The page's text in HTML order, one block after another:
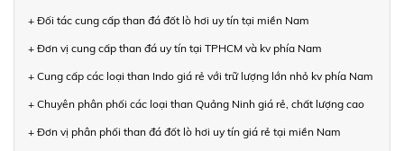
+ Đối tác cung cấp than đá đốt lò hơi uy tín tại miền Nam
+ Đơn vị cung cấp than đá uy tín tại TPHCM và kv phía Nam
+ Cung cấp các loại than Indo giá rẻ với trữ lượng lớn nhỏ kv phía Nam
+ Chuyên phân phối các loại than Quảng Ninh giá rẻ, chất lượng cao
+ Đơn vị phân phối than đá đốt lò hơi uy tín giá rẻ tại miền Nam